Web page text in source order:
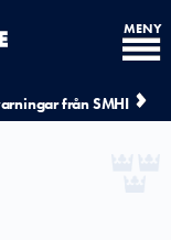
från SMHI
MENY